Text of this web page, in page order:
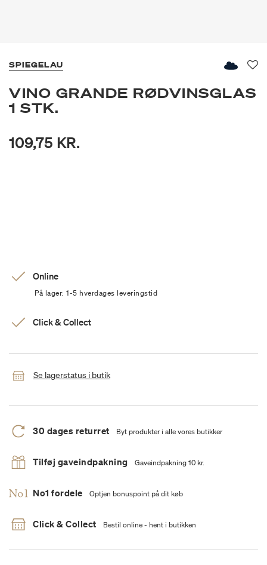
SPIEGELAU
VINO GRANDE RØDVINSGLAS
1 STK.
109,75 KR.
Online
På lager: 1-5 hverdages leveringstid
Click & Collect
Se lagerstatus i butik
30 dages returret Byt produkter i alle vores butikker
Tilføj gaveindpakning Gaveindpakning 10 kr.
No1 fordele Optjen bonuspoint på dit køb
Click & Collect Bestil online - hent i butikken